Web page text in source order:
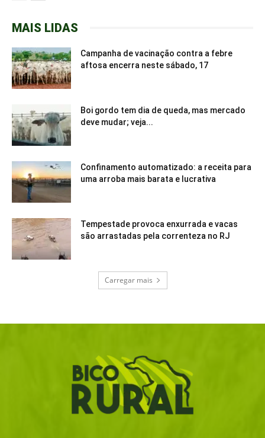
MAIS LIDAS
Campanha de vacinação contra a febre
aftosa encerra neste sábado, 17
Boi gordo tem dia de queda, mas mercado
deve mudar; veja...
Confinamento automatizado: a receita para
uma arroba mais barata e lucrativa
Tempestade provoca enxurrada e vacas
são arrastadas pela correnteza no RJ
Carregar mais